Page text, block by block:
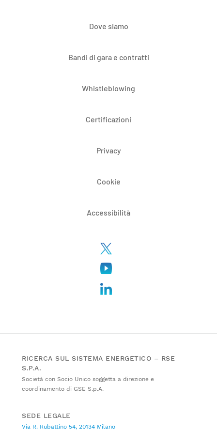
Dove siamo
Bandi di gara e contratti
Whistleblowing
Certificazioni
Privacy
Cookie
Accessibilità
RICERCA SUL SISTEMA ENERGETICO – RSE
S.P.A.
Società con Socio Unico soggetta a direzione e
coordinamento di GSE S.p.A.
SEDE LEGALE
Via R. Rubattino 54, 20134 Milano